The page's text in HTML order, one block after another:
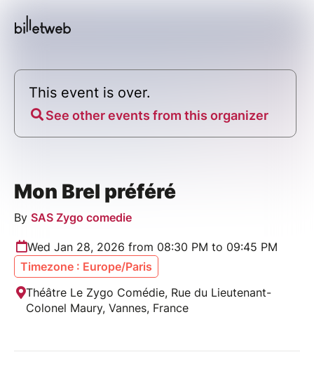
This event is over.
See other events from this organizer
Mon Brel préféré
By SAS Zygo comedie
Wed Jan 28, 2026 from 08:30 PM to 09:45 PM
Timezone : Europe/Paris
Théâtre Le Zygo Comédie, Rue du Lieutenant-
Colonel Maury, Vannes, France